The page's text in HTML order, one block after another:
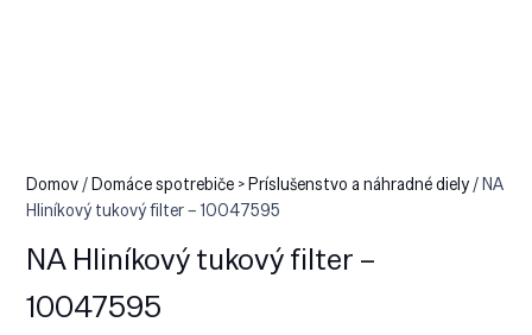
Domov/Domáce spotrebiče > Príslušenstvo a náhradné diely/ NA
Hliníkový tukový filter – 10047595
NA Hliníkový tukový filter –
10047595